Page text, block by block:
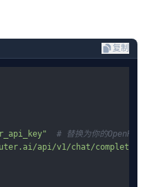
复制
# 替换为你的
api/v1/chat/completions"